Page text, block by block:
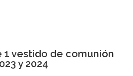
1 vestido de comunión
y 2024